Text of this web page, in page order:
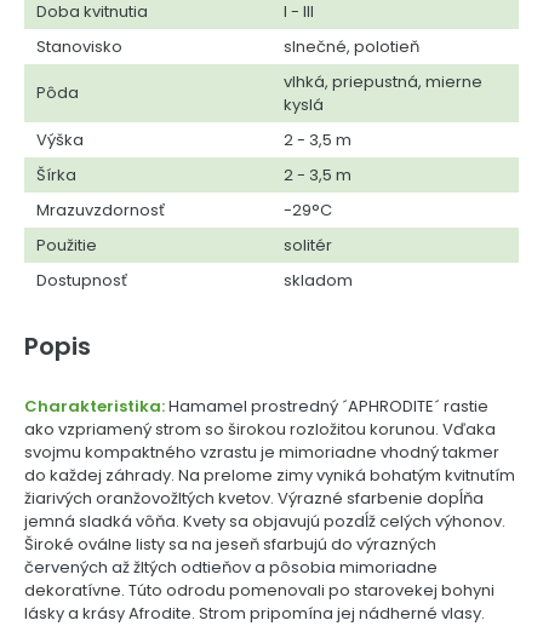
Doba kvitnutia
I - III
Stanovisko
slnečné, polotieň
Pôda
vlhká, priepustná, mierne
kyslá
Výška
2 - 3,5 m
Šírka
2 - 3,5 m
Mrazuvzdornosť
-29°C
Použitie
solitér
Dostupnosť
skladom
Popis
Charakteristika:Hamamel prostredný ´APHRODITE´ rastie
ako vzpriamený strom so širokou rozložitou korunou. Vďaka
svojmu kompaktného vzrastu je mimoriadne vhodný takmer
do každej záhrady. Na prelome zimy vyniká bohatým kvitnutím
žiarivých oranžovožltých kvetov. Výrazné sfarbenie dopĺňa
jemná sladká vôňa. Kvety sa objavujú pozdĺž celých výhonov.
Široké oválne listy sa na jeseň sfarbujú do výrazných
červených až žltých odtieňov a pôsobia mimoriadne
dekoratívne. Túto odrodu pomenovali po starovekej bohyni
lásky a krásy Afrodite. Strom pripomína jej nádherné vlasy.